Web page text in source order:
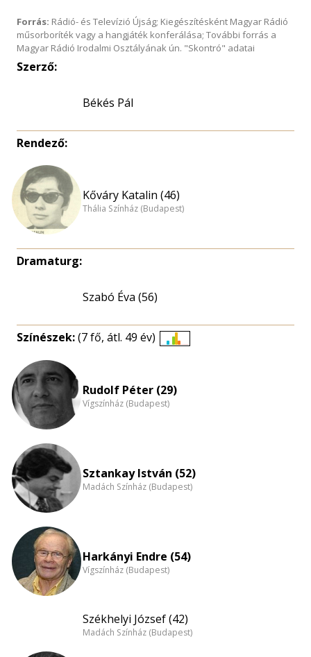
Forrás: Rádió- és Televízió Újság; Kiegészítésként Magyar Rádió
műsorboríték vagy a hangjáték konferálása; További forrás a
Magyar Rádió Irodalmi Osztályának ún. "Skontró" adatai
Szerző:
Békés Pál
Rendező:
Kőváry Katalin (46)
Thália Színház (Budapest)
Dramaturg:
Szabó Éva (56)
Színészek:(7 fő, átl. 49 év)
nagyítása
Rudolf Péter (29)
Vígszínház (Budapest)
Sztankay István (52)
Madách Színház (Budapest)
Harkányi Endre (54)
Vígszínház (Budapest)
Székhelyi József (42)
Madách Színház (Budapest)